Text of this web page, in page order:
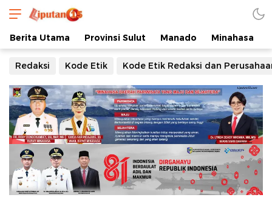
Berita Utama Provinsi Sulut Manado Minahasa
Redaksi Kode Etik Kode Etik Redaksi dan